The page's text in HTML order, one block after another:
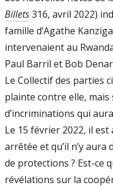
Billets316, avril 2022)
famille d’Agathe
intervenaient au
Paul Barril et Bob
Le Collectif des parties
plainte contre elle, mais
d’incriminations qui
Le 15 février 2022, il est
arrêtée et qu’il n’y aura
de protections ? Est-ce
révélations sur la